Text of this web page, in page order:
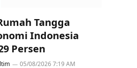
Tangga
Indonesia
Persen
05/08/2026 7:19 AM